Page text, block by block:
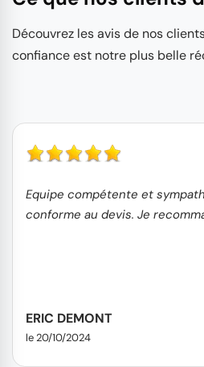
Découvrez les avis de nos
confiance est notre plus belle
Equipe compétente et
conforme au devis. Je
ERIC DEMONT
le 20/10/2024